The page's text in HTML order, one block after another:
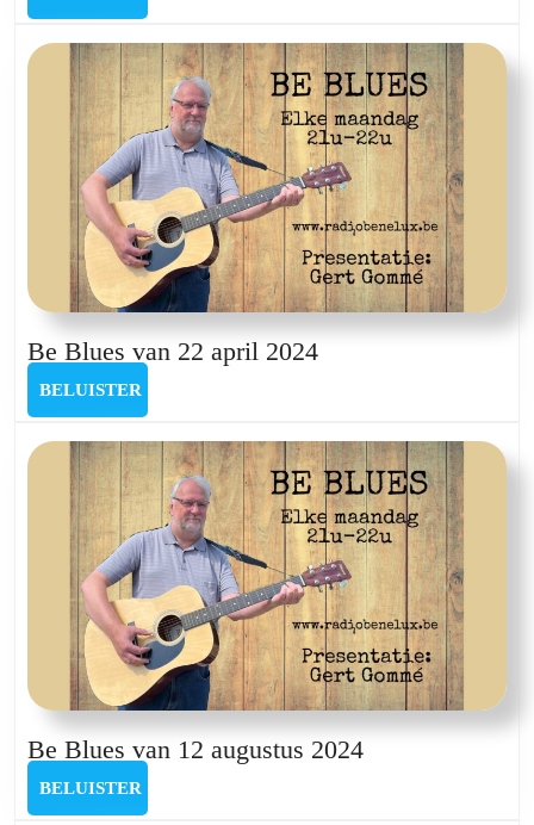
11
maart
2024
Be Blues van 22 april 2024Be
22
april
2024
BELUISTER
Be Blues van 12 augustus 2024Be
BELUISTER